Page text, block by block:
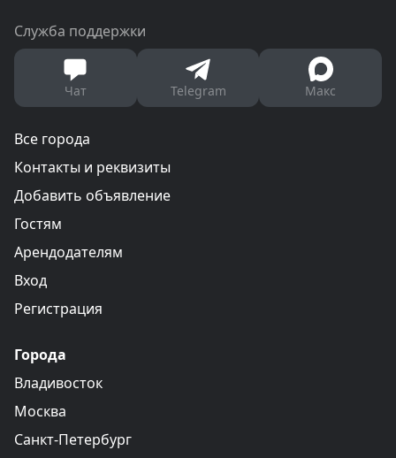
Служба поддержки
Чат Telegram Макс
Все города
Контакты и реквизиты
Добавить объявление
Гостям
Арендодателям
Вход
Регистрация
Города
Владивосток
Москва
Санкт-Петербург